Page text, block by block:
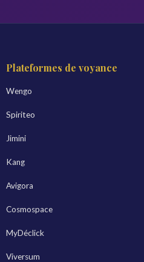
Plateformes de voyance
Wengo
Spiriteo
Jimini
Kang
Avigora
Cosmospace
MyDéclick
Viversum